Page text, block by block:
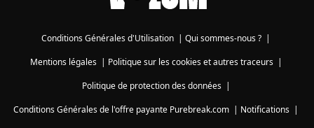
Conditions Générales d'Utilisation | Qui sommes-nous ? |
Mentions légales| Politique sur les cookies et autres traceurs|
Politique de protection des données|
Conditions Générales de l'offre payante Purebreak.com | Notifications |